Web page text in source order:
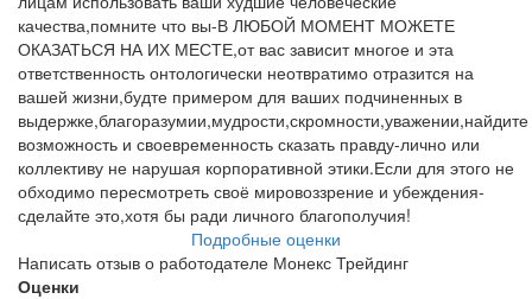
качества,помните что вы-В ЛЮБОЙ МОМЕНТ МОЖЕТЕ
ОКАЗАТЬСЯ НА ИХ МЕСТЕ,от вас зависит многое и эта
ответственность онтологически неотвратимо отразится на
вашей жизни,будте примером для ваших подчиненных в
выдержке,благоразумии,мудрости,скромности,уважении,найдите
возможность и своевременность сказать правду-лично или
коллективу не нарушая корпоративной этики.Если для этого не
обходимо пересмотреть своё мировоззрение и убеждения-
сделайте это,хотя бы ради личного благополучия!
Подробные оценки
Написать отзыв о работодателе Монекс Трейдинг
Оценки